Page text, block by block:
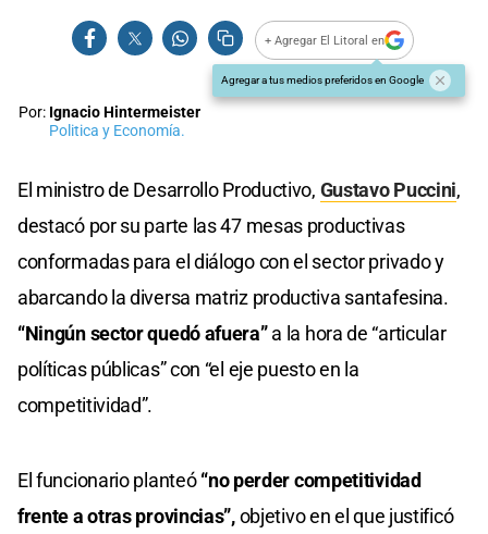
+ Agregar El Litoral en
Agregar a tus medios preferidos en Google
Por: Ignacio Hintermeister
Politica y Economía.
El ministro de Desarrollo Productivo, Gustavo Puccini,
destacó por su parte las 47 mesas productivas
conformadas para el diálogo con el sector privado y
abarcando la diversa matriz productiva santafesina.
“Ningún sector quedó afuera”a la hora de “articular
políticas públicas” con “el eje puesto en la
competitividad”.
El funcionario planteó“no perder competitividad
frente a otras provincias”,objetivo en el que justificó